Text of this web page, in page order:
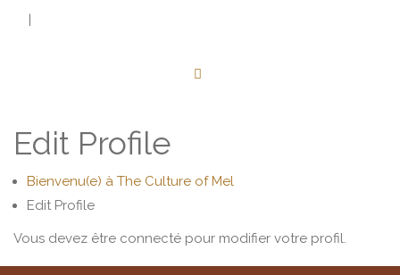
|
Edit Profile
Bienvenu(e) à The Culture of Mel
Edit Profile
Vous devez être connecté pour modifier votre profil.